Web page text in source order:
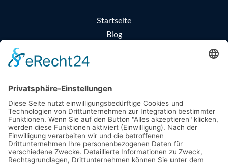
Startseite
Blog
Blog Kategorien
Bildung
Gourmet
Blog Kategorien
Hobbys und Handwerk